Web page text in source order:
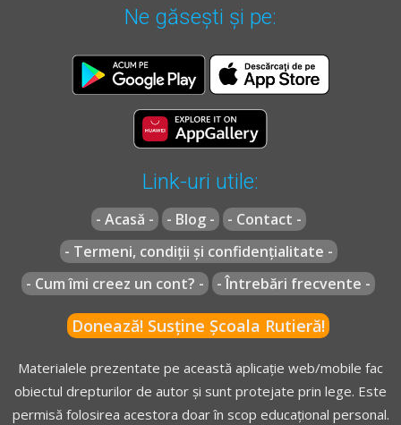
Ne găsești și pe:
Link-uri utile:
- Acasă - - Blog -
- Contact -
- Termeni, condiții și confidențialitate -
- Cum îmi creez un cont? -
- Întrebări frecvente -
Donează! Susține Școala Rutieră!
Materialele prezentate pe această aplicație web/mobile fac
obiectul drepturilor de autor și sunt protejate prin lege. Este
permisă folosirea acestora doar în scop educațional personal.